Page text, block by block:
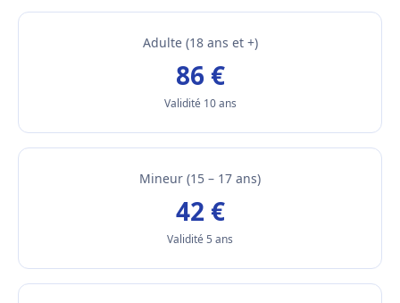
Adulte (18 ans et +)
86 €
Validité 10 ans
Mineur (15 – 17 ans)
42 €
Validité 5 ans